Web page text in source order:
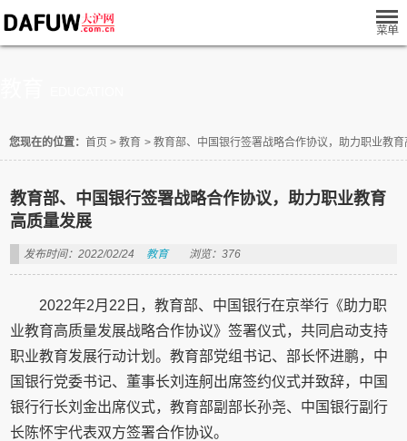
您现在的位置： 首页 > 教育 > 教育部、中国银行签署战略合作协议，助力职业教
教育部、中国银行签署战略合作协议，助力职业教育
高质量发展
发布时间：2022/02/24 教育 浏览：376
2022年2月22日，教育部、中国银行在京举行《助力职
业教育高质量发展战略合作协议》签署仪式，共同启动支持
职业教育发展行动计划。教育部党组书记、部长怀进鹏，中
国银行党委书记、董事长刘连舸出席签约仪式并致辞，中国
银行行长刘金出席仪式，教育部副部长孙尧、中国银行副行
长陈怀宇代表双方签署合作协议。